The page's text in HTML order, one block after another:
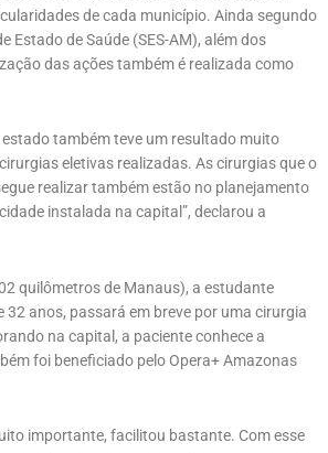
de cada município. Ainda segundo
Estado de Saúde (SES-AM), além dos
das ações também é realizada como
estado também teve um resultado muito
eletivas realizadas. As cirurgias que o
realizar também estão no planejamento
instalada na capital”, declarou a
quilômetros de Manaus), a estudante
32 anos, passará em breve por uma cirurgia
na capital, a paciente conhece a
foi beneficiado pelo Opera+ Amazonas
importante, facilitou bastante. Com esse